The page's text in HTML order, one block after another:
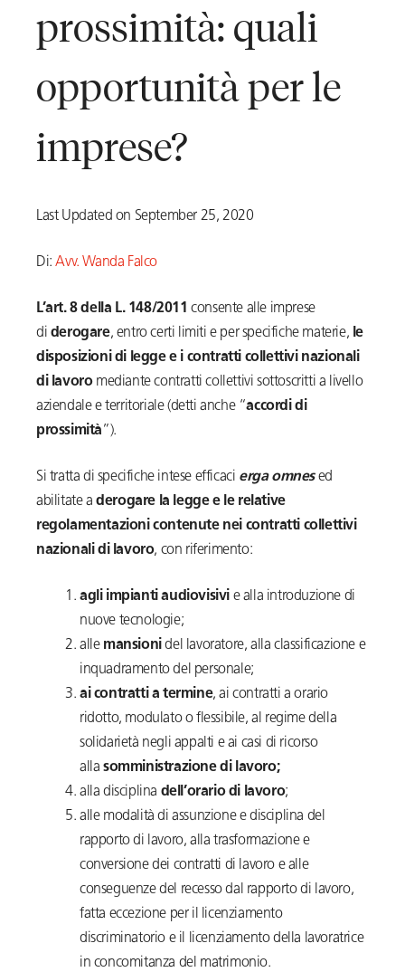
prossimità: quali
opportunità per le
imprese?
Last Updated on September 25, 2020
Di:Avv. Wanda Falco
L’art. 8 della L. 148/2011 consente alle imprese
di derogare, entro certi limiti e per specifiche materie, le
disposizioni di legge e i contratti collettivi nazionali
di lavoro mediante contratti collettivi sottoscritti a livello
aziendale e territoriale (detti anche “accordi di
prossimità”).
Si tratta di specifiche intese efficaci erga omnesed
abilitate aderogare la legge e le relative
regolamentazioni contenute nei contratti collettivi
nazionali di lavoro, con riferimento:
agli impianti audiovisivi e alla introduzione di
nuove tecnologie;
alle mansionidel lavoratore, alla classificazione e
inquadramento del personale;
ai contratti a termine, ai contratti a orario
ridotto, modulato o flessibile, al regime della
solidarietà negli appalti e ai casi di ricorso
alla somministrazione di lavoro;
alla disciplina dell’orario di lavoro;
alle modalità di assunzione e disciplina del
rapporto di lavoro, alla trasformazione e
conversione dei contratti di lavoro e alle
conseguenze del recesso dal rapporto di lavoro,
fatta eccezione per il licenziamento
discriminatorio e il licenziamento della lavoratrice
in concomitanza del matrimonio.